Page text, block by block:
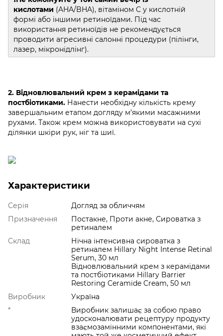
кислотами (AHA/BHA), вітаміном C у кислотній
формі або іншими ретиноїдами. Під час
використання ретиноїдів не рекомендується
проводити агресивні салонні процедури (пілінги,
лазер, мікронідлінг).
2. Відновлювальний крем з керамідами та
постбіотиками. Нанести необхідну кількість крему
завершальним етапом догляду м’якими масажними
рухами. Також крем можна використовувати на сухі
ділянки шкіри рук, ніг та шиї.
Характеристики
Серія
Догляд за обличчям
Призначення
Постакне, Проти акне, Сироватка з
ретиналем
Склад
Нічна інтенсивна сироватка з
ретиналем Hillary Night Intense Retinal
Serum, 30 мл
Відновлювальний крем з керамідами
та постбіотиками Hillary Barrier
Restoring Ceramide Cream, 50 мл
Виробник
Україна
*
Виробник залишає за собою право
удосконалювати рецептуру продукту
взаємозамінними компонентами, які